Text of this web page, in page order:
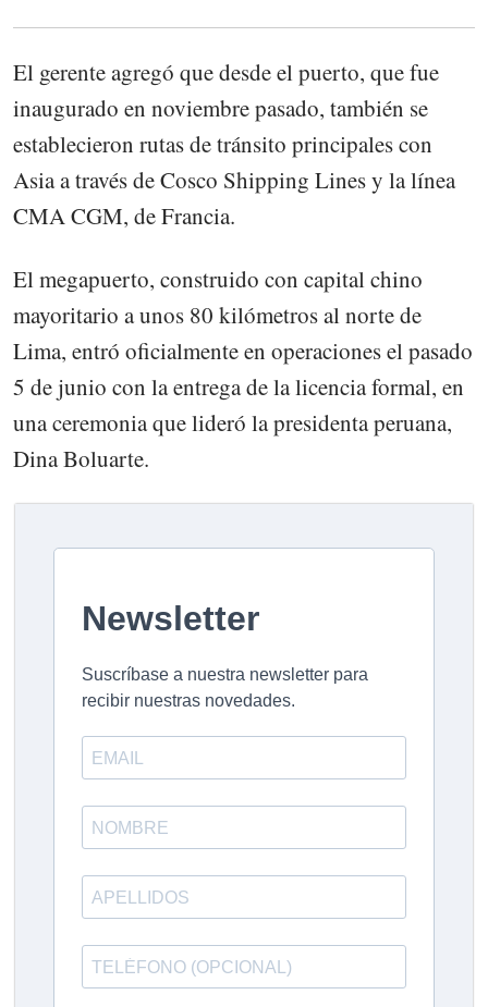
El gerente agregó que desde el puerto, que fue
inaugurado en noviembre pasado, también se
establecieron rutas de tránsito principales con
Asia a través de Cosco Shipping Lines y la línea
CMA CGM, de Francia.
El megapuerto, construido con capital chino
mayoritario a unos 80 kilómetros al norte de
Lima, entró oficialmente en operaciones el pasado
5 de junio con la entrega de la licencia formal, en
una ceremonia que lideró la presidenta peruana,
Dina Boluarte.